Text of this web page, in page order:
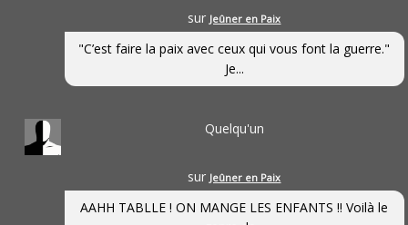
sur Jeûner en Paix
"C’est faire la paix avec ceux qui vous font la guerre."
Je...
Quelqu'un
sur Jeûner en Paix
AAHH TABLLE ! ON MANGE LES ENFANTS !! Voilà le